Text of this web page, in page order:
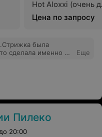
чувство что мастер
это не
Hot Aloxxi (очень
Цена по запросу
была
на ходу.Результат
как
..Волосы
А также и
директору,
ОДНОЗНАЧНО
Еще
Пилеко
до 20:00